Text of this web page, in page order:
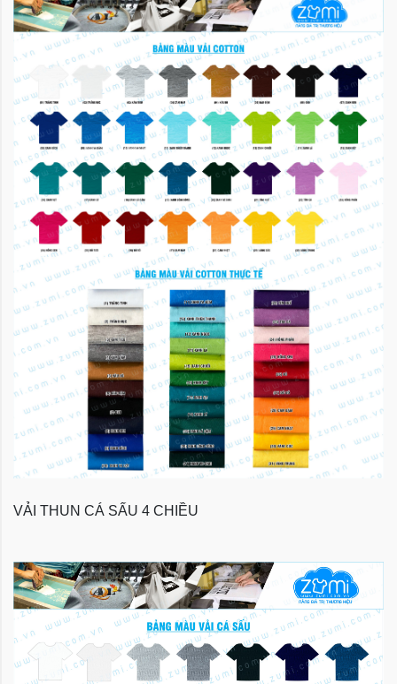
VẢI THUN CÁ SẤU 4 CHIỀU